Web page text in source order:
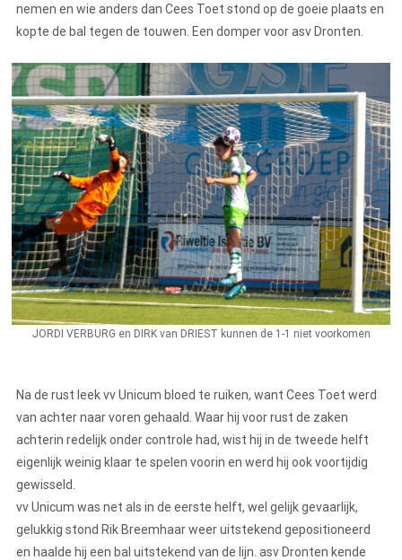
nemen en wie anders dan Cees Toet stond op de goeie plaats en
kopte de bal tegen de touwen. Een domper voor asv Dronten.
JORDI VERBURG en DIRK van DRIEST kunnen de 1-1 niet voorkomen
Na de rust leek vv Unicum bloed te ruiken, want Cees Toet werd
van achter naar voren gehaald. Waar hij voor rust de zaken
achterin redelijk onder controle had, wist hij in de tweede helft
eigenlijk weinig klaar te spelen voorin en werd hij ook voortijdig
gewisseld.
vv Unicum was net als in de eerste helft, wel gelijk gevaarlijk,
gelukkig stond Rik Breemhaar weer uitstekend gepositioneerd
en haalde hij een bal uitstekend van de lijn. asv Dronten kende